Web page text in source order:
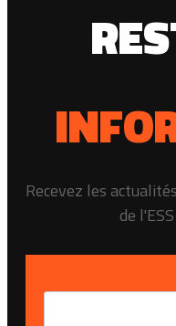
Recevez les
de